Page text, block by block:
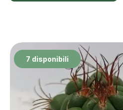
7 disponibili